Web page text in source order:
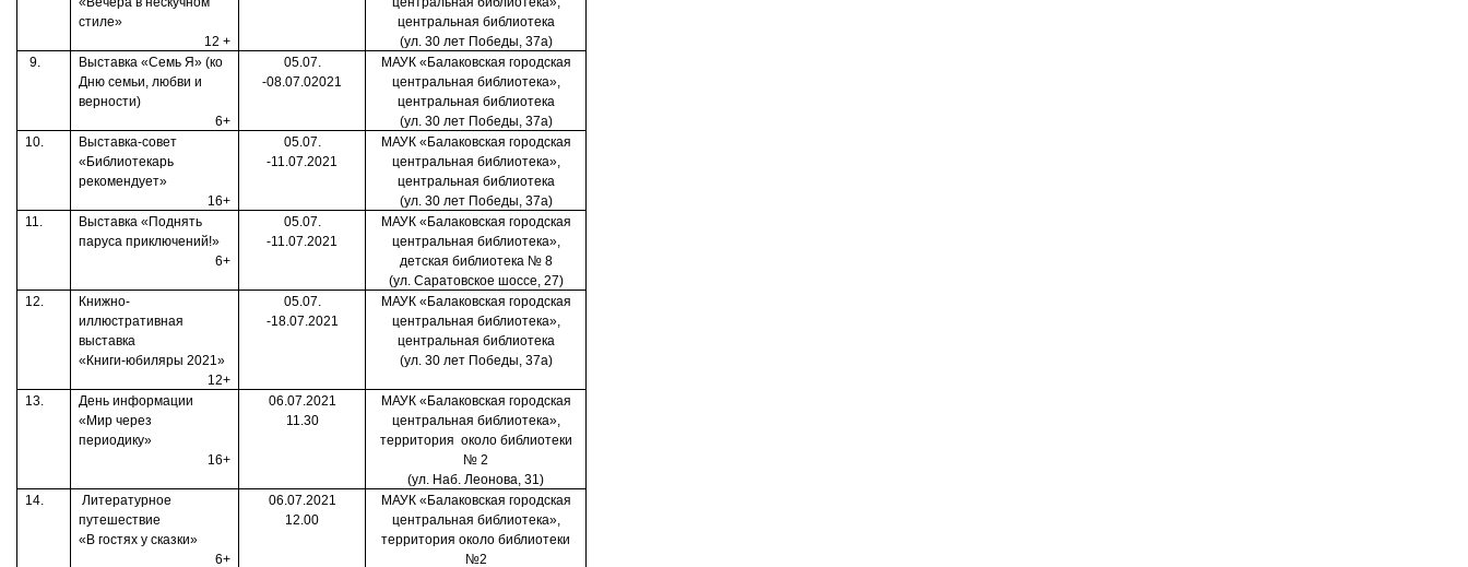
стиле»
12 +
центральная библиотека
(ул. 30 лет Победы, 37а)
9.
Выставка «Семь Я» (ко
Дню семьи, любви и
верности)
6+
05.07.
-08.07.02021
МАУК «Балаковская городская
центральная библиотека»,
центральная библиотека
(ул. 30 лет Победы, 37а)
10.
Выставка-совет
«Библиотекарь
рекомендует»
16+
05.07.
-11.07.2021
МАУК «Балаковская городская
центральная библиотека»,
центральная библиотека
(ул. 30 лет Победы, 37а)
11.
Выставка «Поднять
паруса приключений!»
6+
05.07.
-11.07.2021
МАУК «Балаковская городская
центральная библиотека»,
детская библиотека № 8
(ул. Саратовское шоссе, 27)
12.
Книжно-
иллюстративная
выставка
«Книги-юбиляры 2021»
12+
05.07.
-18.07.2021
МАУК «Балаковская городская
центральная библиотека»,
центральная библиотека
(ул. 30 лет Победы, 37а)
13.
День информации
«Мир через
периодику»
16+
06.07.2021
11.30
МАУК «Балаковская городская
центральная библиотека»,
территория около библиотеки
№ 2
(ул. Наб. Леонова, 31)
14.
Литературное
путешествие
«В гостях у сказки»
6+
06.07.2021
12.00
МАУК «Балаковская городская
центральная библиотека»,
территория около библиотеки
№2